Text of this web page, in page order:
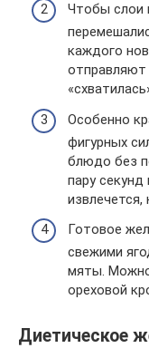
Чтобы слои
каждого
отправляют
Особенно
фигурных
блюдо без
пару
извлечется,
Готовое
свежими
мяты.
ореховой
Диетическое